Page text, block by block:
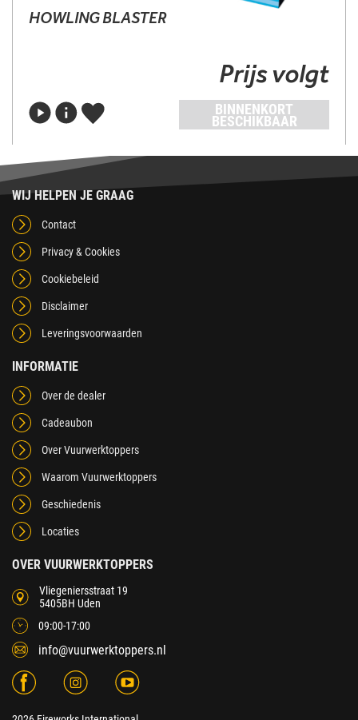
HOWLING BLASTER
Prijs volgt
BINNENKORT
BESCHIKBAAR
WIJ HELPEN JE GRAAG
Contact
Privacy & Cookies
Cookiebeleid
Disclaimer
Leveringsvoorwaarden
INFORMATIE
Over de dealer
Cadeaubon
Over Vuurwerktoppers
Waarom Vuurwerktoppers
Geschiedenis
Locaties
OVER VUURWERKTOPPERS
Vliegeniersstraat 19
5405BH Uden
09:00-17:00
info@vuurwerktoppers.nl